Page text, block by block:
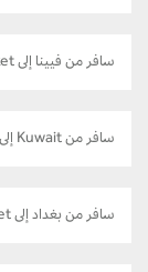
سافر من فيينا إلى Phuket
سافر من Kuwait إلى Phuket
سافر من بغداد إلى Phuket